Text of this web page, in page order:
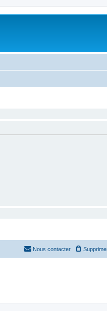
Nous contacter